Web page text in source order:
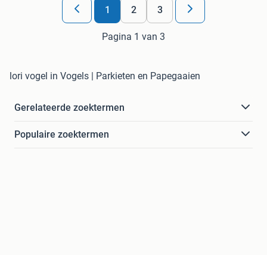
1 2 3
Pagina 1 van 3
lori vogel in Vogels | Parkieten en Papegaaien
Gerelateerde zoektermen
Populaire zoektermen